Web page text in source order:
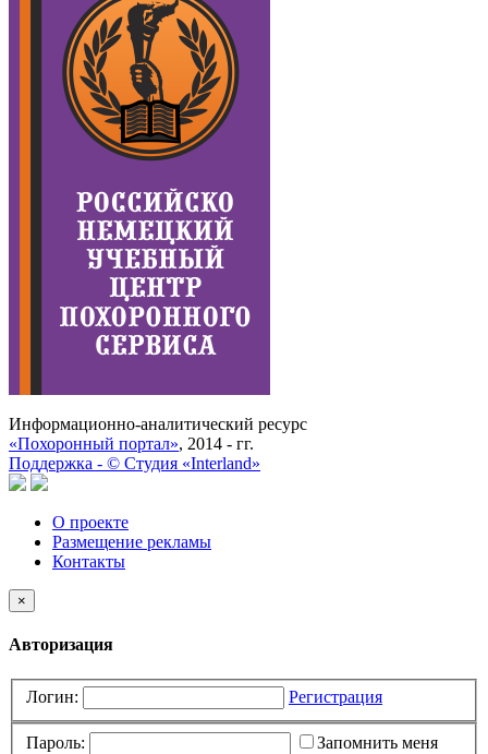
Информационно-аналитический ресурс
«Похоронный портал», 2014 - гг.
Поддержка - © Cтудия «Interland»
О проекте
Размещение рекламы
Контакты
×
Авторизация
Логин: Регистрация
Пароль: Запомнить меня